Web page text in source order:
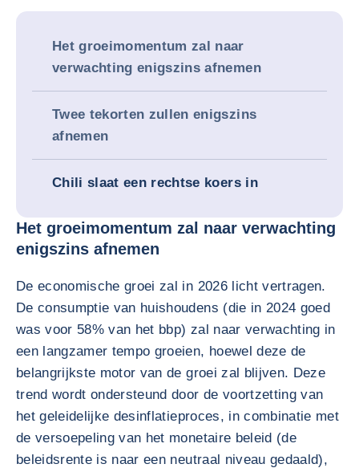
Het groeimomentum zal naar
verwachting enigszins afnemen
Twee tekorten zullen enigszins
afnemen
Chili slaat een rechtse koers in
Het groeimomentum zal naar verwachting
enigszins afnemen
De economische groei zal in 2026 licht vertragen.
De consumptie van huishoudens (die in 2024 goed
was voor 58% van het bbp) zal naar verwachting in
een langzamer tempo groeien, hoewel deze de
belangrijkste motor van de groei zal blijven. Deze
trend wordt ondersteund door de voortzetting van
het geleidelijke desinflatieproces, in combinatie met
de versoepeling van het monetaire beleid (de
beleidsrente is naar een neutraal niveau gedaald),